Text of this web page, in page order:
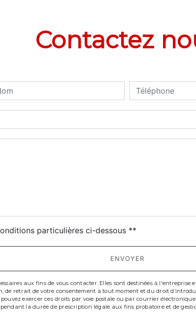
des cookies
Contactez
particulières ci-dessous **
ENVOYER
aux fins de vous contacter. Elles sont destinées à l'entreprise
de retrait de votre consentement à tout moment et du droit
pouvez exercer ces droits par voie postale ou par courrier
la durée de prescription légale aux fins probatoire et de